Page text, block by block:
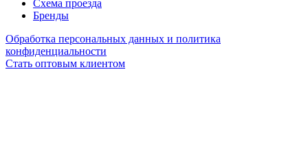
Схема проезда
Бренды
Обработка персональных данных и политика
конфиденциальности
Стать оптовым клиентом